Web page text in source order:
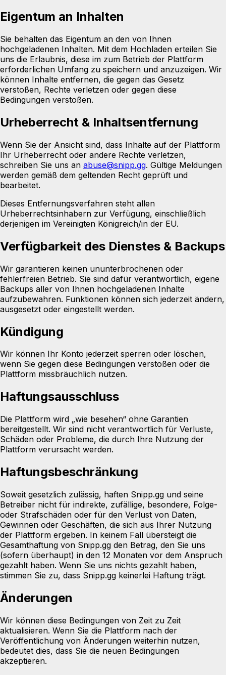
Eigentum an Inhalten
Sie behalten das Eigentum an den von Ihnen
hochgeladenen Inhalten. Mit dem Hochladen erteilen Sie
uns die Erlaubnis, diese im zum Betrieb der Plattform
erforderlichen Umfang zu speichern und anzuzeigen. Wir
können Inhalte entfernen, die gegen das Gesetz
verstoßen, Rechte verletzen oder gegen diese
Bedingungen verstoßen.
Urheberrecht & Inhaltsentfernung
Wenn Sie der Ansicht sind, dass Inhalte auf der Plattform
Ihr Urheberrecht oder andere Rechte verletzen,
schreiben Sie uns an abuse@snipp.gg. Gültige Meldungen
werden gemäß dem geltenden Recht geprüft und
bearbeitet.
Dieses Entfernungsverfahren steht allen
Urheberrechtsinhabern zur Verfügung, einschließlich
derjenigen im Vereinigten Königreich/in der EU.
Verfügbarkeit des Dienstes & Backups
Wir garantieren keinen ununterbrochenen oder
fehlerfreien Betrieb. Sie sind dafür verantwortlich, eigene
Backups aller von Ihnen hochgeladenen Inhalte
aufzubewahren. Funktionen können sich jederzeit ändern,
ausgesetzt oder eingestellt werden.
Kündigung
Wir können Ihr Konto jederzeit sperren oder löschen,
wenn Sie gegen diese Bedingungen verstoßen oder die
Plattform missbräuchlich nutzen.
Haftungsausschluss
Die Plattform wird „wie besehen“ ohne Garantien
bereitgestellt. Wir sind nicht verantwortlich für Verluste,
Schäden oder Probleme, die durch Ihre Nutzung der
Plattform verursacht werden.
Haftungsbeschränkung
Soweit gesetzlich zulässig, haften Snipp.gg und seine
Betreiber nicht für indirekte, zufällige, besondere, Folge-
oder Strafschäden oder für den Verlust von Daten,
Gewinnen oder Geschäften, die sich aus Ihrer Nutzung
der Plattform ergeben. In keinem Fall übersteigt die
Gesamthaftung von Snipp.gg den Betrag, den Sie uns
(sofern überhaupt) in den 12 Monaten vor dem Anspruch
gezahlt haben. Wenn Sie uns nichts gezahlt haben,
stimmen Sie zu, dass Snipp.gg keinerlei Haftung trägt.
Änderungen
Wir können diese Bedingungen von Zeit zu Zeit
aktualisieren. Wenn Sie die Plattform nach der
Veröffentlichung von Änderungen weiterhin nutzen,
bedeutet dies, dass Sie die neuen Bedingungen
akzeptieren.